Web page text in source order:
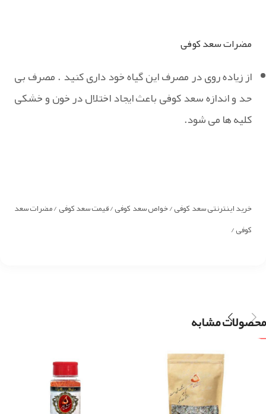
مضرات سعد کوفی
از زیاده روی در مصرف این گیاه خود داری کنید . مصرف بی
حد و اندازه سعد کوفی باعث ایجاد اختلال در خون و خشکی
کلیه ها می شود.
خرید اینترنتی سعد کوفی / خواص سعد کوفی / قیمت سعد کوفی / مضرات سعد
کوفی /
محصولات مشابه